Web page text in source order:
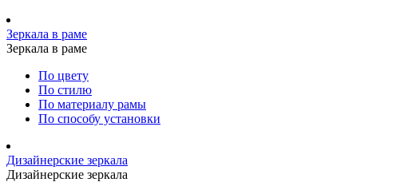
Зеркала в раме
Зеркала в раме
По цвету
По стилю
По материалу рамы
По способу установки
Дизайнерские зеркала
Дизайнерские зеркала